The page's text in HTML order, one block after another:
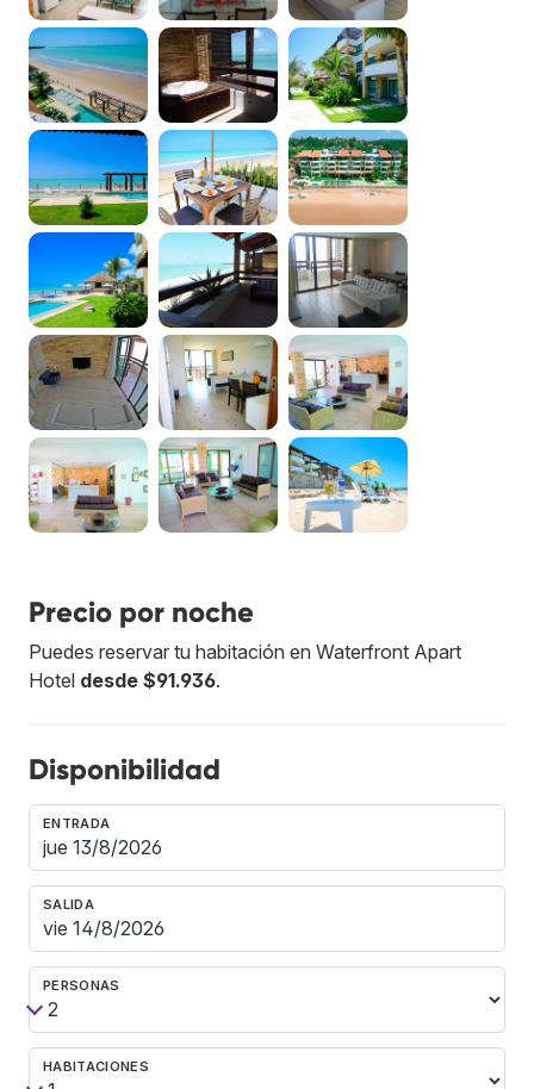
Precio por noche
Puedes reservar tu habitación en Waterfront Apart
Hotel desde $91.936.
Disponibilidad
ENTRADA
SALIDA
PERSONAS
HABITACIONES